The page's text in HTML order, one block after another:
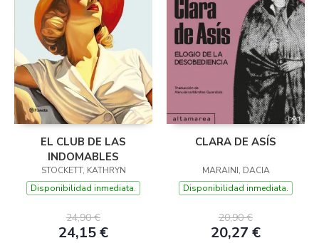
EL CLUB DE LAS
INDOMABLES
STOCKETT, KATHRYN
Disponibilidad inmediata.
24,90 €
24,15 €
CLARA DE ASÍS
MARAINI, DACIA
Disponibilidad inmediata.
20,90 €
20,27 €